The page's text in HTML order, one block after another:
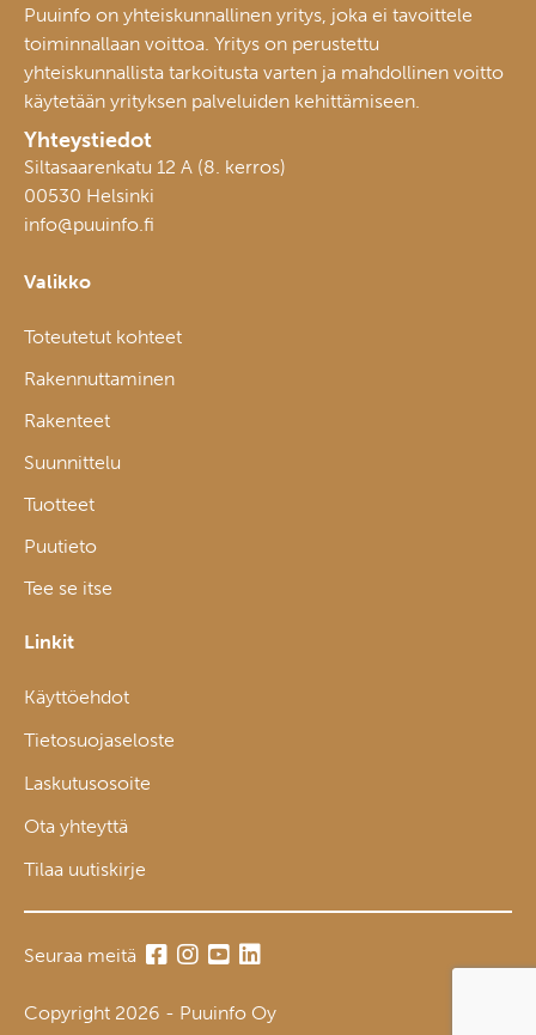
Puuinfo on yhteiskunnallinen yritys, joka ei tavoittele
toiminnallaan voittoa. Yritys on perustettu
yhteiskunnallista tarkoitusta varten ja mahdollinen voitto
käytetään yrityksen palveluiden kehittämiseen.
Yhteystiedot
Siltasaarenkatu 12 A (8. kerros)
00530 Helsinki
info@puuinfo.fi
Valikko
Toteutetut kohteet
Rakennuttaminen
Rakenteet
Suunnittelu
Tuotteet
Puutieto
Tee se itse
Linkit
Käyttöehdot
Tietosuojaseloste
Laskutusosoite
Ota yhteyttä
Tilaa uutiskirje
Seuraa meitä
Copyright 2026 - Puuinfo Oy